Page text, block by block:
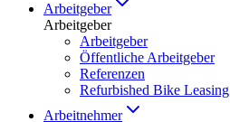
Arbeitgeber
Arbeitgeber
Arbeitgeber
Öffentliche Arbeitgeber
Referenzen
Refurbished Bike Leasing
Arbeitnehmer